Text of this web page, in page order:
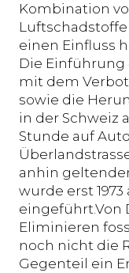
Kombination
einen Einfluss
Die Einführung
mit dem
sowie die
in der Schweiz
Stunde auf
anhin
wurde erst
eingeführt.Von
Eliminieren
noch nicht die
Gegenteil ein